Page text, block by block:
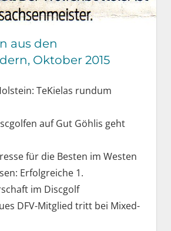
aus den
Oktober 2015
TeKielas rundum
auf Gut Göhlis geht
für die Besten im Westen
Erfolgreiche 1.
im Discgolf
DFV-Mitglied tritt bei Mixed-